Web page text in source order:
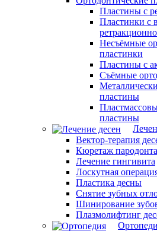
Пластины с
Пластинки с
Несъёмные
пластинки
Пластины с
Съёмные
пластины
пластины
Вектор-терапия
Кюретаж
Лечение гингивита
Лоскутная
Пластика десны
Снятие зубных
Шинирование
Плазмолифтинг